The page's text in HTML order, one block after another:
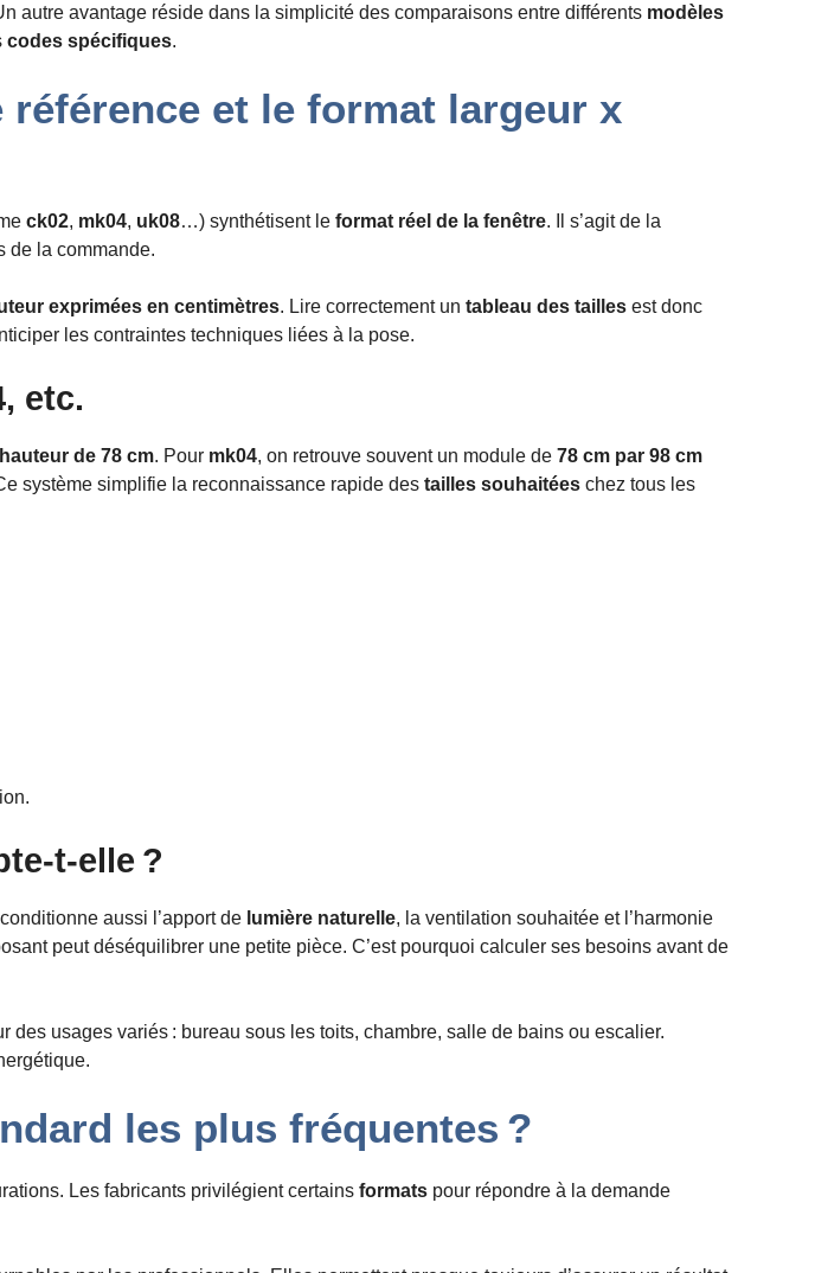
autre avantage réside dans la simplicité des comparaisons entre différents modèles
codes spécifiques.
et le format largeur x
ck02, mk04, uk08…) synthétisent le format réel de la fenêtre. Il s’agit de la
de la commande.
exprimées en centimètres. Lire correctement un tableau des tailles est donc
les contraintes techniques liées à la pose.
etc.
de 78 cm. Pour mk04, on retrouve souvent un module de 78 cm par 98 cm
système simplifie la reconnaissance rapide des tailles souhaitées chez tous les
t-elle ?
aussi l’apport de lumière naturelle, la ventilation souhaitée et l’harmonie
peut déséquilibrer une petite pièce. C’est pourquoi calculer ses besoins avant de
des usages variés : bureau sous les toits, chambre, salle de bains ou escalier.
les plus fréquentes ?
Les fabricants privilégient certains formats pour répondre à la demande